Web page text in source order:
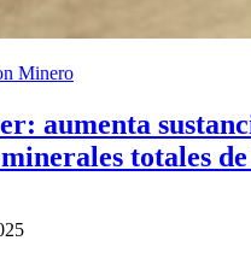
Minero
aumenta
totales